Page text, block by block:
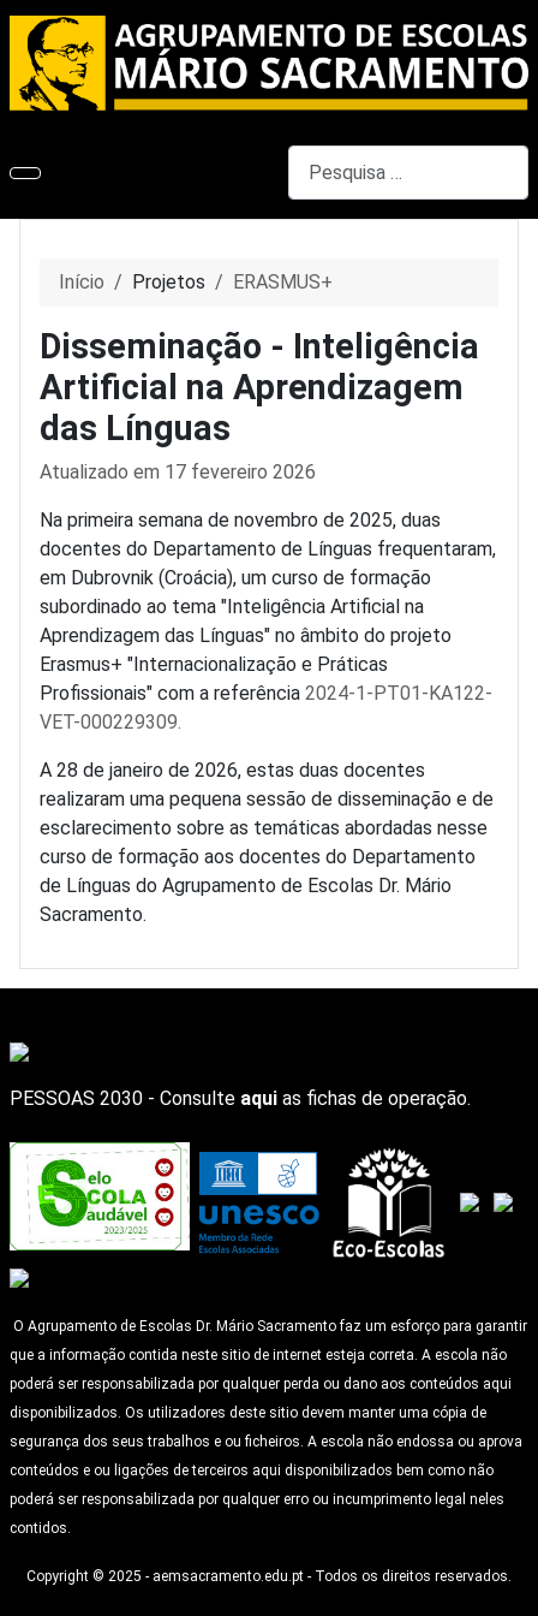
Início Projetos ERASMUS+
Disseminação - Inteligência
Artificial na Aprendizagem
das Línguas
Detalhes
Atualizado em 17 fevereiro 2026
Na primeira semana de novembro de 2025, duas
docentes do Departamento de Línguas frequentaram,
em Dubrovnik (Croácia), um curso de formação
subordinado ao tema "Inteligência Artificial na
Aprendizagem das Línguas" no âmbito do projeto
Erasmus+ "Internacionalização e Práticas
Profissionais" com a referência 2024-1-PT01-KA122-
VET-000229309.
A 28 de janeiro de 2026, estas duas docentes
realizaram uma pequena sessão de disseminação e de
esclarecimento sobre as temáticas abordadas nesse
curso de formação aos docentes do Departamento
de Línguas do Agrupamento de Escolas Dr. Mário
Sacramento.
PESSOAS 2030 - Consulte aqui as fichas de operação.
O Agrupamento de Escolas Dr. Mário Sacramento faz um esforço para garantir
que a informação contida neste sitio de internet esteja correta. A escola não
poderá ser responsabilizada por qualquer perda ou dano aos conteúdos aqui
disponibilizados. Os utilizadores deste sitio devem manter uma cópia de
segurança dos seus trabalhos e ou ficheiros. A escola não endossa ou aprova
conteúdos e ou ligações de terceiros aqui disponibilizados bem como não
poderá ser responsabilizada por qualquer erro ou incumprimento legal neles
contidos.
Copyright © 2025 - aemsacramento.edu.pt - Todos os direitos reservados.